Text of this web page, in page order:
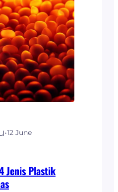
barang
agar tidak
di alam
Banyak
plastik,
·12 June
Jenis Plastik